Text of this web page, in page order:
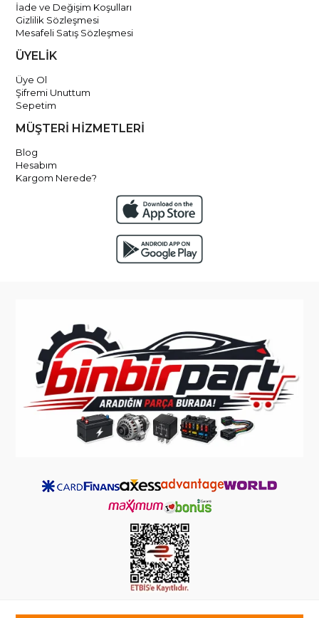
İade ve Değişim Koşulları
Gizlilik Sözleşmesi
Mesafeli Satış Sözleşmesi
ÜYELİK
Üye Ol
Şifremi Unuttum
Sepetim
MÜŞTERİ HİZMETLERİ
Blog
Hesabım
Kargom Nerede?